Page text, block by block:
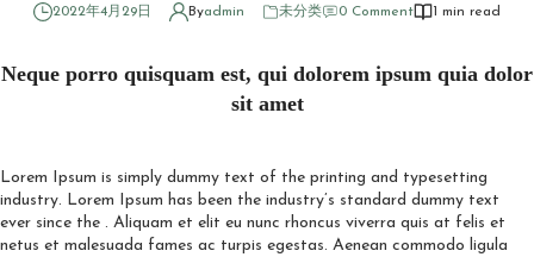
2022年4月29日 Byadmin 未分类 0 Comment
est, qui
quia
dolor sit
1 min read
Neque porro quisquam est, qui dolorem ipsum quia dolor
sit amet
Lorem Ipsum is simply dummy text of the printing and typesetting
industry. Lorem Ipsum has been the industry’s standard dummy text
ever since the . Aliquam et elit eu nunc rhoncus viverra quis at felis et
netus et malesuada fames ac turpis egestas. Aenean commodo ligula